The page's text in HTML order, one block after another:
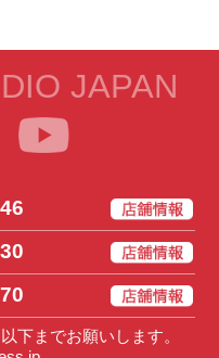
JAPAN
下までお願いします。